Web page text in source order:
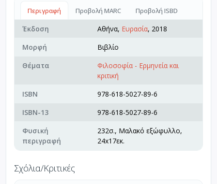
Περιγραφή Προβολή MARC Προβολή ISBD
Έκδοση Αθήνα, Ευρασία, 2018
Μορφή
Βιβλίο
Θέματα
Φιλοσοφία - Ερμηνεία και
κριτική
ISBN
978-618-5027-89-6
ISBN-13
978-618-5027-89-6
Φυσική
περιγραφή
232σ., Μαλακό εξώφυλλο,
24x17εκ.
Σχόλια/Κριτικές